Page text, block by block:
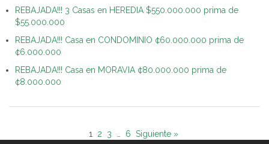
REBAJADA!!! 3 Casas en HEREDIA $550.000.000 prima de
$55.000.000
REBAJADA!!! Casa en CONDOMINIO ¢60.000.000 prima de
¢6.000.000
REBAJADA!!! Casa en MORAVIA ¢80.000.000 prima de
¢8.000.000
1 2 3 6 Siguiente »